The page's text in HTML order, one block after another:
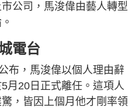
公司，馬浚偉由藝人轉型
電台
布，馬浚偉以個人理由辭
月20日正式離任。這項人
，皆因上個月他才剛率領